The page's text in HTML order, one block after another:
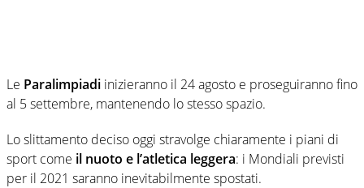
Le Paralimpiadi inizieranno il 24 agosto e proseguiranno fino
al 5 settembre, mantenendo lo stesso spazio.
Lo slittamento deciso oggi stravolge chiaramente i piani di
sport come il nuoto e l’atletica leggera: i Mondiali previsti
per il 2021 saranno inevitabilmente spostati.